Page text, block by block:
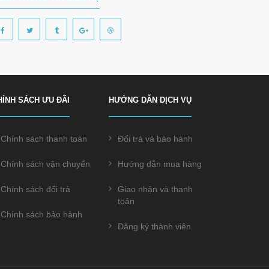
SÁCH ƯU ĐÃI
Chính sách thanh toán
Chính sách vận chuyển
Chính sách đổi trả
Chính sách bảo hành
HƯỚNG DẪN DỊCH VỤ
Đổi trả và bảo hành
Hướng dẫn mua hàng
Giao nhận và thanh
toán
Đăng ký thành viên